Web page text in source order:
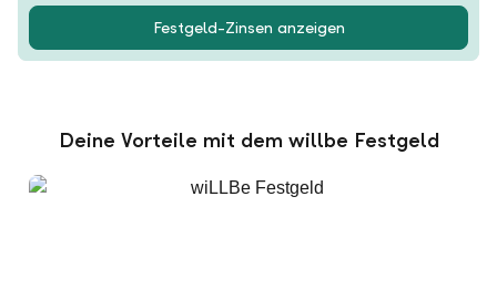
Festgeld-Zinsen anzeigen
Deine Vorteile mit dem willbe Festgeld